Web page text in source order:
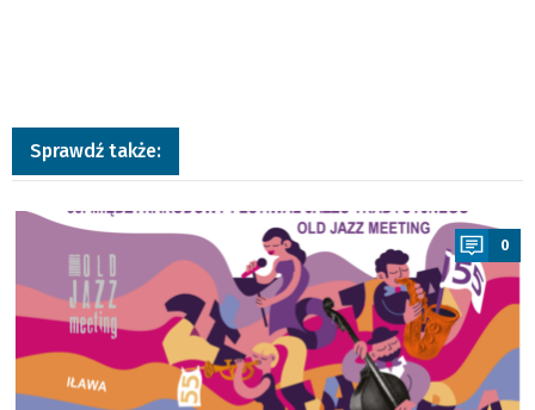
Sprawdź także:
a
0